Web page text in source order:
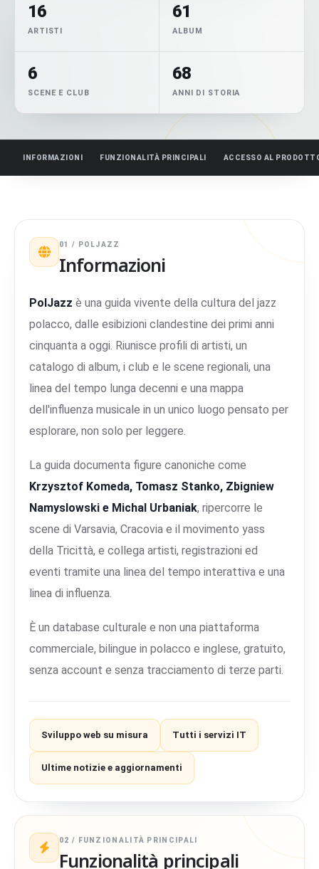
16
ARTISTI
61
ALBUM
6
SCENE E CLUB
68
ANNI DI STORIA
INFORMAZIONI FUNZIONALITÀ PRINCIPALI ACCESSO AL
01 / POLJAZZ
Informazioni
PolJazz è una guida vivente della cultura del jazz
polacco, dalle esibizioni clandestine dei primi anni
cinquanta a oggi. Riunisce profili di artisti, un
catalogo di album, i club e le scene regionali, una
linea del tempo lunga decenni e una mappa
dell'influenza musicale in un unico luogo pensato per
esplorare, non solo per leggere.
La guida documenta figure canoniche come
Krzysztof Komeda, Tomasz Stanko, Zbigniew
Namyslowski e Michal Urbaniak, ripercorre le
scene di Varsavia, Cracovia e il movimento yass
della Tricittà, e collega artisti, registrazioni ed
eventi tramite una linea del tempo interattiva e una
linea di influenza.
È un database culturale e non una piattaforma
commerciale, bilingue in polacco e inglese, gratuito,
senza account e senza tracciamento di terze parti.
Sviluppo web su misura Tutti i servizi IT
Ultime notizie e aggiornamenti
02 / FUNZIONALITÀ PRINCIPALI
Funzionalità principali